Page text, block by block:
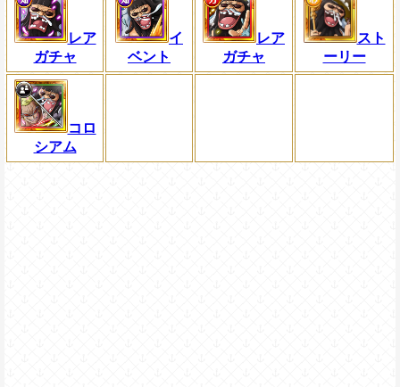
レア
ガチャ
イ
ベント
レア
ガチャ
スト
ーリー
コロ
シアム